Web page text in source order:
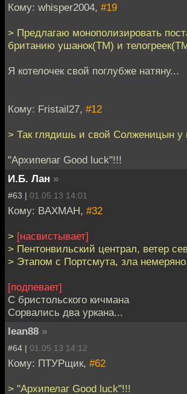
Кому: whisper2004, #19
> Предлагаю монополизировать
британию ушанок(ТМ) и
Я котелочек свой поглубже натяну...
Кому: Fristail27, #12
> Так глядишь и свой Солженицын у
"Архипелаг Good luck"!!!
И.Б. Лан »
#63 | 01.05.13 14:01
Кому: BAXMAH, #32
> [насвистывает]
> Пентонвильский централ, ветер
> Этапом с Портсмута, зла
[подпевает]
С бристольского кичмана
Сорвались два уркана...
lean88 »
#64 | 01.05.13 14:12
Кому: ПТУРщик, #62
> "Архипелаг Good luck"!!!